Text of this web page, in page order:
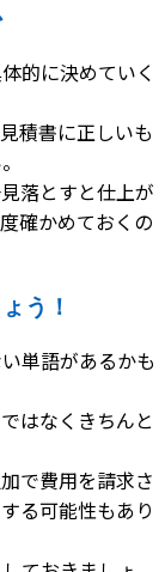
的に決めていく
積書に正しいも
落とすと仕上が
確かめておくの
う！
単語があるかも
はなくきちんと
で費用を請求さ
る可能性もあり